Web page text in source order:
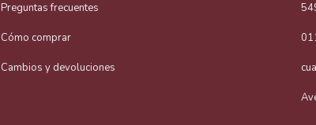
Preguntas frecuentes
Cómo comprar
Cambios y devoluciones